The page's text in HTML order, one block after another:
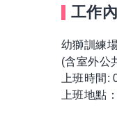
工作
幼獅訓練
(含室外公
上班時間
上班地點